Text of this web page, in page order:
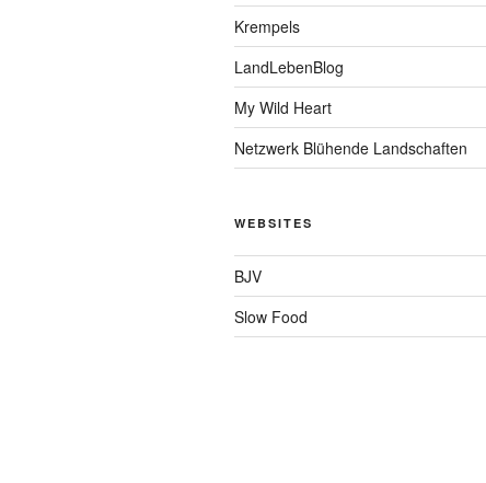
Krempels
LandLebenBlog
My Wild Heart
Netzwerk Blühende Landschaften
WEBSITES
BJV
Slow Food